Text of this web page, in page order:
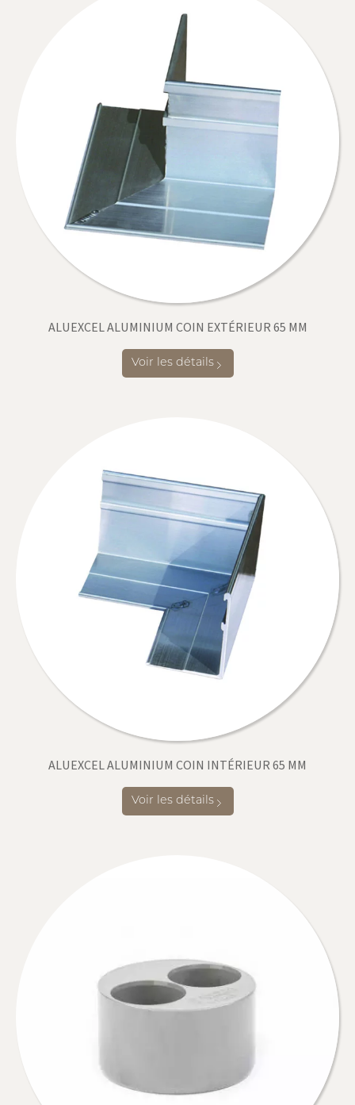
ALUEXCEL ALUMINIUM COIN EXTÉRIEUR 65 MM
Voir les détails
ALUEXCEL ALUMINIUM COIN INTÉRIEUR 65 MM
Voir les détails